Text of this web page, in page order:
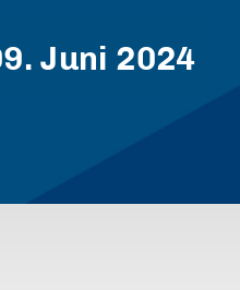
Juni 2024